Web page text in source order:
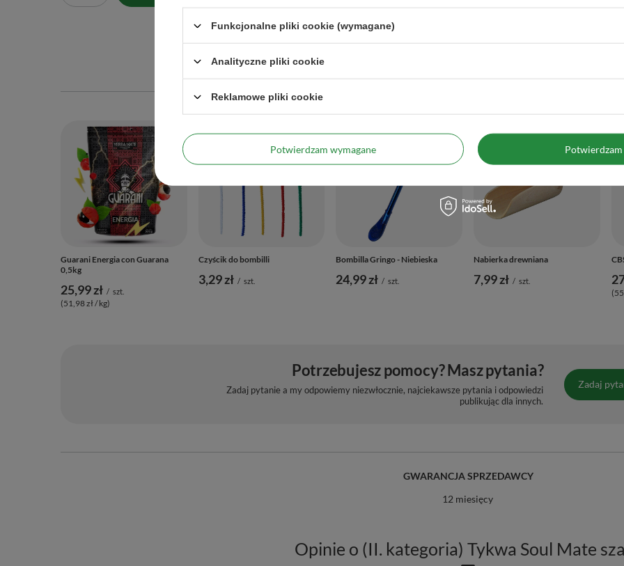
Guarani Energia con Guarana
0,5kg
25,99 zł / szt.
(51,98 zł / kg)
Czyścik do bombilli
3,29 zł / szt.
Bombilla Gringo - Niebieska
24,99 zł / szt.
Nabierka drewniana
7,99 zł / szt.
Potrzebujesz pomocy? Masz pytania?
Zadaj pytanie a my odpowiemy niezwłocznie, najciekawsze pytania i odpowiedzi
publikując dla innych.
Zadaj
GWARANCJA SPRZEDAWCY
12 miesięcy
Opinie o (II. kategoria) Tykwa Soul Mate
Funkcjonalne pliki cookie (wymagane)
Analityczne pliki cookie
Reklamowe pliki cookie
Potwierdzam wymagane